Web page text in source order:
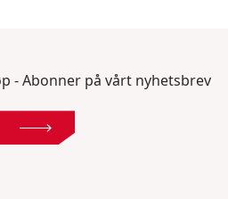
- Abonner på vårt nyhetsbrev